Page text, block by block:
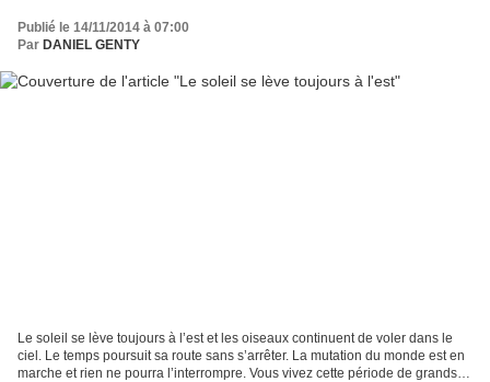
Publié le 14/11/2014 à 07:00
Par DANIEL GENTY
Le soleil se lève toujours à l’est et les oiseaux continuent de voler dans le
ciel. Le temps poursuit sa route sans s’arrêter. La mutation du monde est en
marche et rien ne pourra l’interrompre. Vous vivez cette période de grands